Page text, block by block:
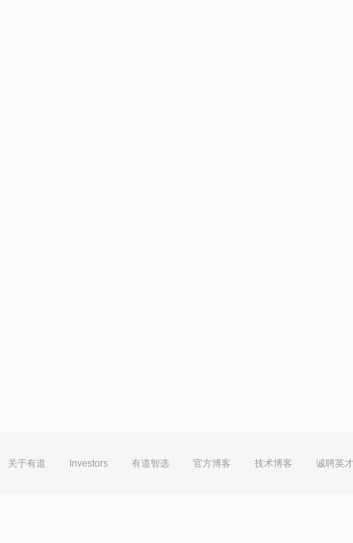
关于有道 Investors 有道智选 官方博客 技术博客 诚聘英才